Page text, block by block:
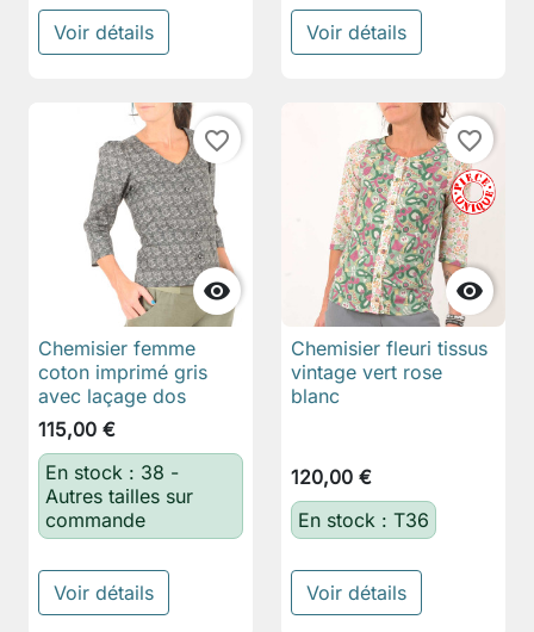
Voir détails Voir détails

favorite_border
Chemisier femme
coton imprimé gris
avec laçage dos
115,00 €
En stock : 38 -
Autres tailles sur
commande
Voir détails

favorite_border
Chemisier fleuri tissus
vintage vert rose
blanc
120,00 €
En stock : T36
Voir détails